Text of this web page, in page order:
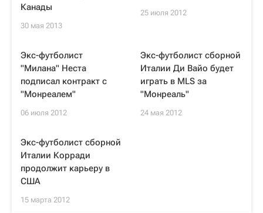
Канады
30 мая 2013
25 июля 2012
Экс-футболист
"Милана" Неста
подписал контракт с
"Монреалем"
06 июля 2012
Экс-футболист сборной
Италии Ди Вайо будет
играть в MLS за
"Монреаль"
24 мая 2012
Экс-футболист сборной
Италии Корради
продолжит карьеру в
США
15 марта 2012